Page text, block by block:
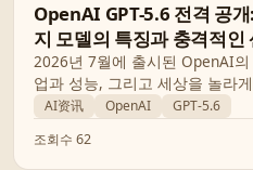
OpenAI GPT-5.6 전격 공
지 모델의 특징과 충격적인
2026년 7월에 출시된 OpenAI의
업과 성능, 그리고 세상을 놀라
총정리했습니다.
AI资讯 OpenAI
GPT-5.6
조회수 62